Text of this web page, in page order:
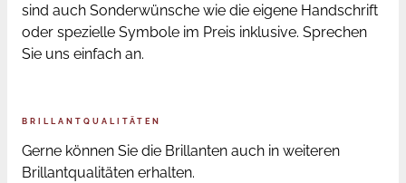
sind auch Sonderwünsche wie die eigene Handschrift
oder spezielle Symbole im Preis inklusive. Sprechen
Sie uns einfach an.
BRILLANTQUALITÄTEN
Gerne können Sie die Brillanten auch in weiteren
Brillantqualitäten erhalten.